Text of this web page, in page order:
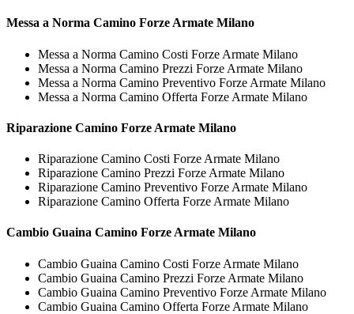
Messa a Norma Camino Forze Armate Milano
Messa a Norma Camino Costi Forze Armate Milano
Messa a Norma Camino Prezzi Forze Armate Milano
Messa a Norma Camino Preventivo Forze Armate Milano
Messa a Norma Camino Offerta Forze Armate Milano
Riparazione Camino Forze Armate Milano
Riparazione Camino Costi Forze Armate Milano
Riparazione Camino Prezzi Forze Armate Milano
Riparazione Camino Preventivo Forze Armate Milano
Riparazione Camino Offerta Forze Armate Milano
Cambio Guaina Camino Forze Armate Milano
Cambio Guaina Camino Costi Forze Armate Milano
Cambio Guaina Camino Prezzi Forze Armate Milano
Cambio Guaina Camino Preventivo Forze Armate Milano
Cambio Guaina Camino Offerta Forze Armate Milano